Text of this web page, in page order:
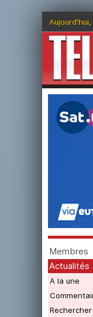
Membres
Actualités
A la une
Rechercher